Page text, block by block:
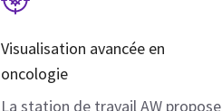
Visualisation avancée en
oncologie
La station de travail AW propose